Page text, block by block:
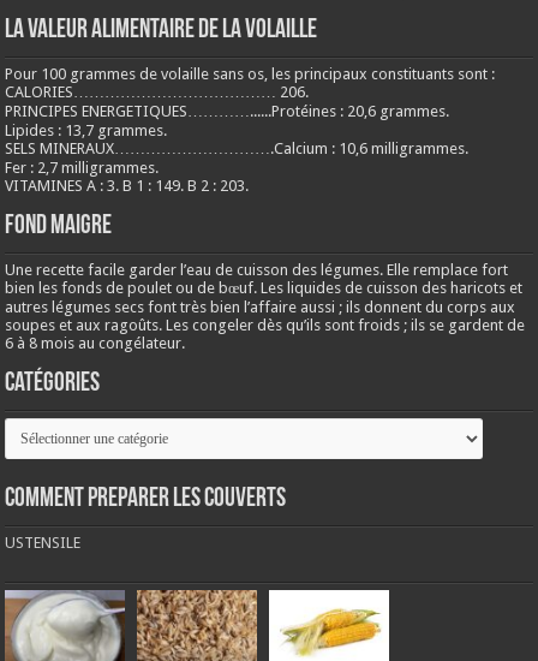
LA VALEUR ALIMENTAIRE DE LA VOLAILLE
Pour 100 grammes de volaille sans os, les principaux constituants sont :
CALORIES………………………………… 206.
PRINCIPES ENERGETIQUES…………......Protéines : 20,6 grammes.
Lipides : 13,7 grammes.
SELS MINERAUX………………………….Calcium : 10,6 milligrammes.
Fer : 2,7 milligrammes.
VITAMINES A : 3. B 1 : 149. B 2 : 203.
Fond maigre
Une recette facile garder l’eau de cuisson des légumes. Elle remplace fort
bien les fonds de poulet ou de bœuf. Les liquides de cuisson des haricots et
autres légumes secs font très bien l’affaire aussi ; ils donnent du corps aux
soupes et aux ragoûts. Les congeler dès qu’ils sont froids ; ils se gardent de
6 à 8 mois au congélateur.
Catégories
Catégories
COMMENT PREPARER LES COUVERTS
USTENSILE